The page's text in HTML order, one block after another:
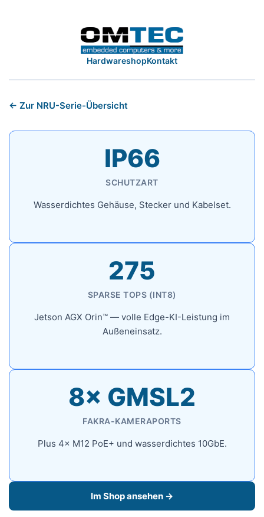
HardwareshopKontakt
← Zur NRU-Serie-Übersicht
IP66
SCHUTZART
Wasserdichtes Gehäuse, Stecker und Kabelset.
275
SPARSE TOPS (INT8)
Jetson AGX Orin™ — volle Edge-KI-Leistung im
Außeneinsatz.
8× GMSL2
FAKRA-KAMERAPORTS
Plus 4× M12 PoE+ und wasserdichtes 10GbE.
Im Shop ansehen →